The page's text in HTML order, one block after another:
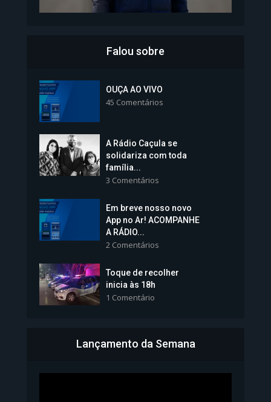
Colégios da Polícia...
Vice-Prefeita Sheila Lemos
tomará posse nesta...
1.101 Modos de exibição
Bahia inicia emissão da
Falou sobre
OUÇA AO VIVO
45 Comentários
A Rádio Caçula se
solidariza com toda
família...
3 Comentários
Em breve nosso novo
App no Ar! ACOMPANHE
A RÁDIO...
2 Comentários
Toque de recolher
inicia às 18h
1 Comentário
Lançamento da Semana